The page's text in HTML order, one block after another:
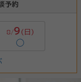
予約
8/9 (日)
◯